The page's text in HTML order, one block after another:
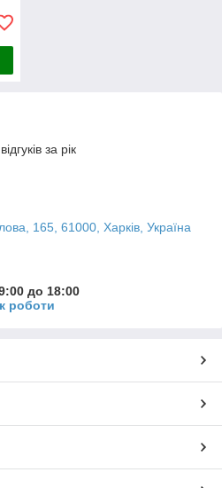
за рік
165, 61000, Харків, Україна
до 18:00
роботи